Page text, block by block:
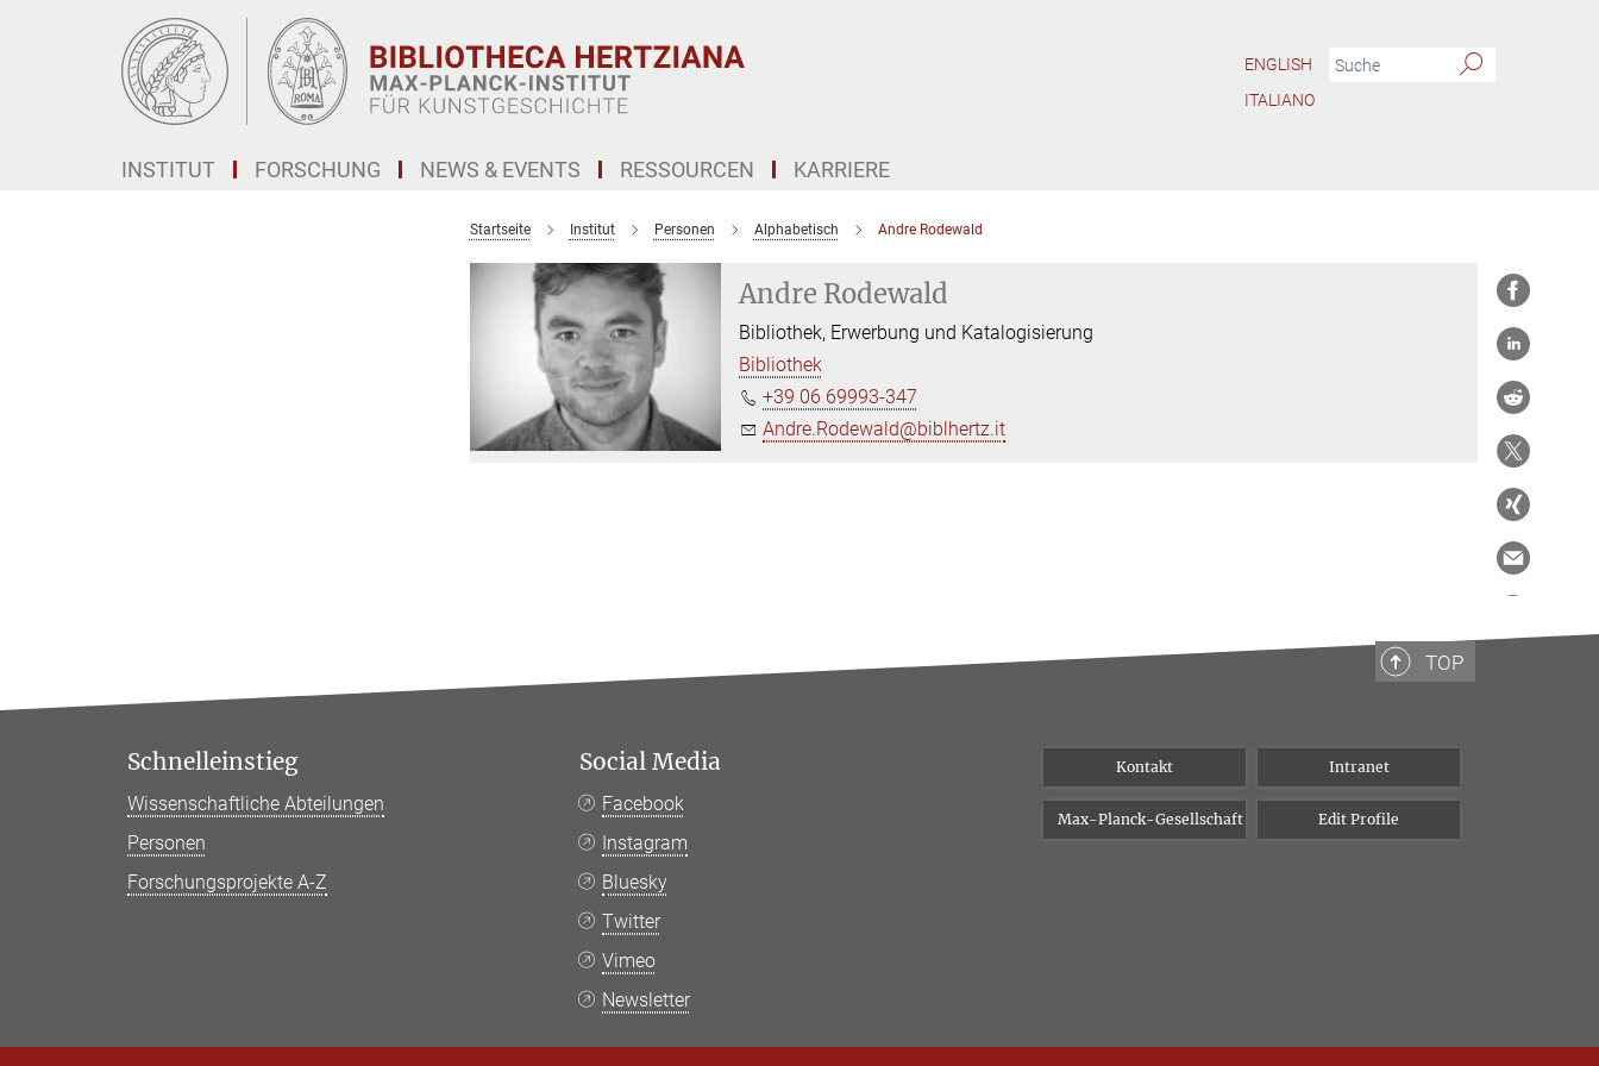
ENGLISH
ITALIANO
INSTITUT FORSCHUNG NEWS & EVENTS RESSOURCEN KARRIERE
Startseite Institut Personen Alphabetisch Andre Rodewald
Andre Rodewald
Bibliothek, Erwerbung und Katalogisierung
Bibliothek
+39 06 69993-347
Andre.Rodewald@biblhertz.it
TOP
Schnelleinstieg
Wissenschaftliche Abteilungen
Personen
Forschungsprojekte A-Z
Social Media
Facebook
Instagram
Bluesky
Twitter
Vimeo
Newsletter
Kontakt Intranet
Max-Planck-Gesellschaft Edit Profile